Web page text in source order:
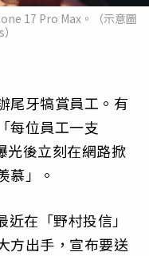
17 Pro Max。（示意圖
尾牙犒賞員工。有
每位員工一支
光後立刻在網路掀
慕」。
在「野村投信」
方出手，宣布要送